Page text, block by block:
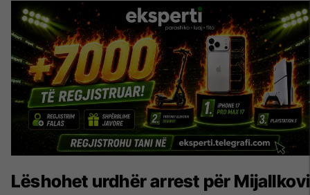
Lëshohet urdhër arrest për